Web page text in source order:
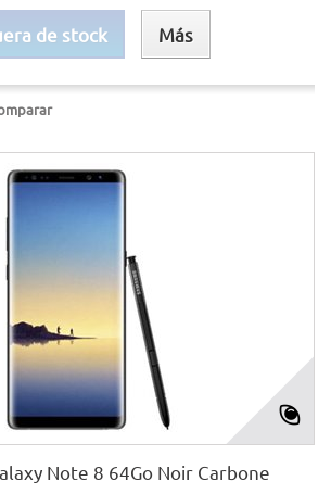
de stock Más
Note 8 64Go Noir Carbone